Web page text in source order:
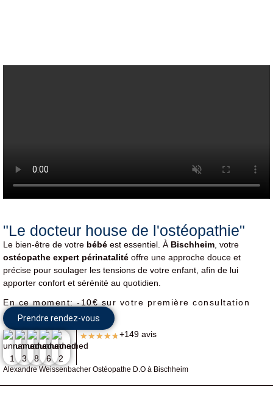
"Le docteur house de l'ostéopathie"​
Le bien-être de votre bébé est essentiel. À Bischheim , votre
ostéopathe expert périnatalité offre une approche douce et
précise pour soulager les tensions de votre enfant, afin de lui
apporter confort et sérénité au quotidien.
En ce moment: -10€ sur votre première consultation
Prendre rendez-vous
★★★★★+149 avis
Alexandre Weissenbacher Ostéopathe D.O à Bischheim